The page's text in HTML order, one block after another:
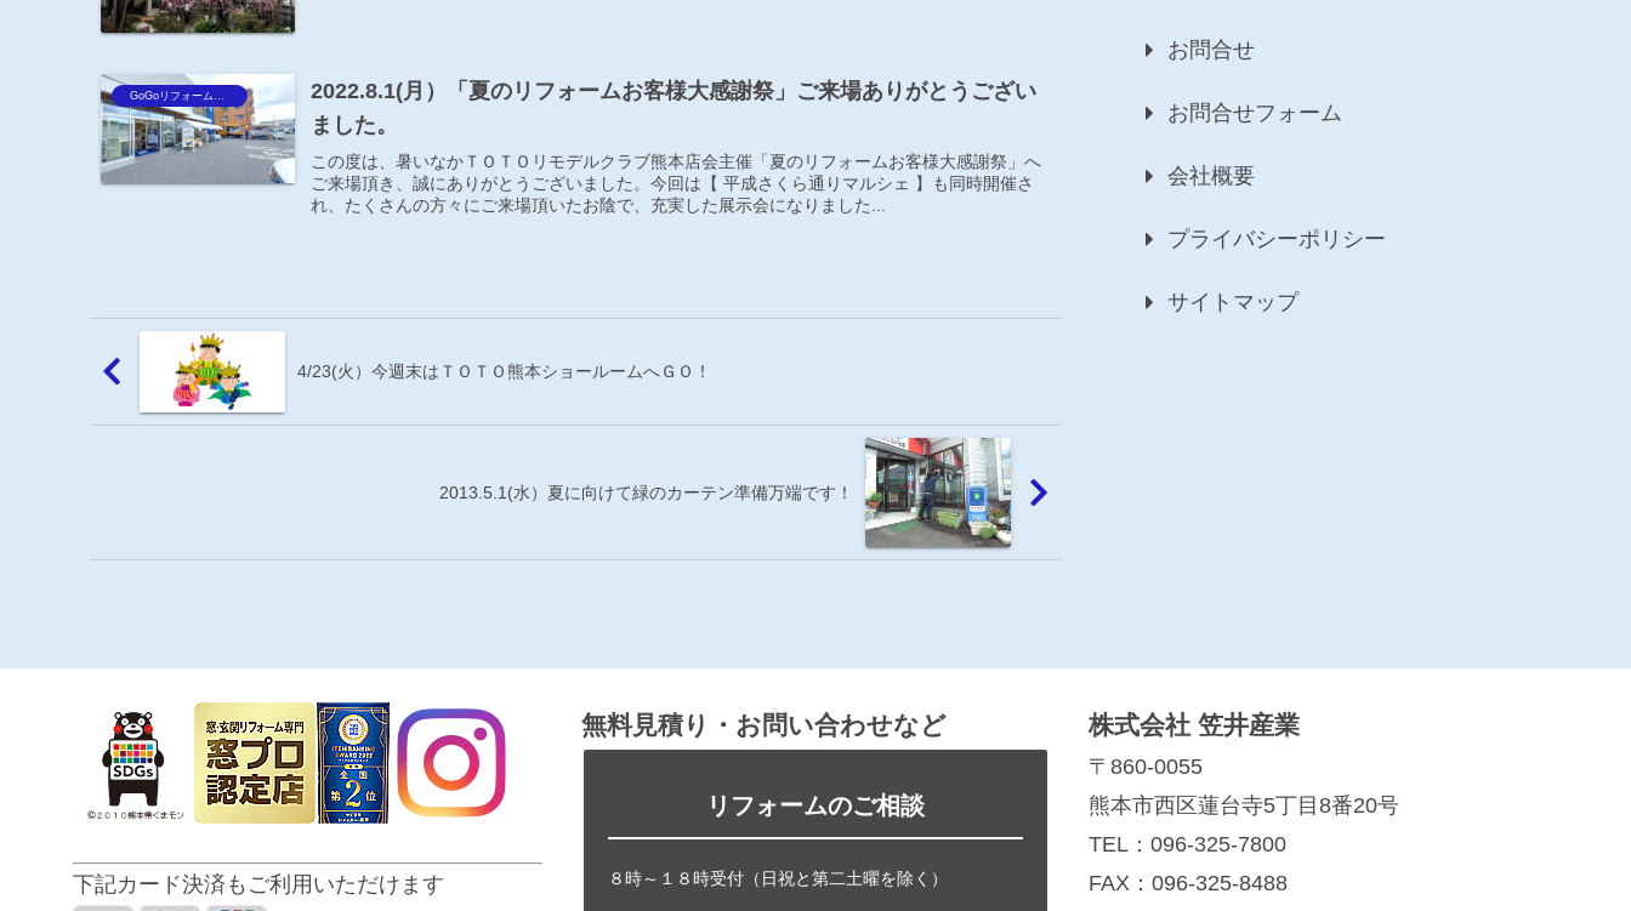
GoGoリフォーム王Blog
2022.8.1(月）「夏のリフォームお客様大感謝祭」ご来場ありがとうござい
ました。
この度は、暑いなかＴＯＴＯリモデルクラブ熊本店会主催「夏のリフォームお客様大感謝祭」へ
ご来場頂き、誠にありがとうございました。今回は【 平成さくら通りマルシェ 】も同時開催さ
れ、たくさんの方々にご来場頂いたお陰で、充実した展示会になりました...
4/23(火）今週末はＴＯＴＯ熊本ショールームへＧＯ！
2013.5.1(水）夏に向けて緑のカーテン準備万端です！
お問合せ
お問合せフォーム
会社概要
プライバシーポリシー
サイトマップ
下記カード決済もご利用いただけます
無料見積り・お問い合わせなど
リフォームのご相談
８時～１８時受付（日祝と第二土曜を除く）
株式会社 笠井産業
〒860-0055
熊本市西区蓮台寺5丁目8番20号
TEL：096-325-7800
FAX：096-325-8488